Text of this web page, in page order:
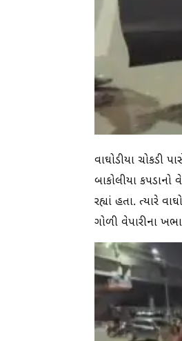
વાઘોડીયા ચોકડી
બાકોલીયા
રહ્યાં હતા. ત્યારે
ગોળી વેપારીના